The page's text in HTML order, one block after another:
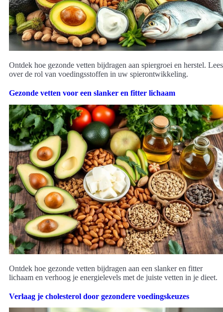
Ontdek hoe gezonde vetten bijdragen aan spiergroei en herstel. Lees
over de rol van voedingsstoffen in uw spierontwikkeling.
Gezonde vetten voor een slanker en fitter lichaam
Ontdek hoe gezonde vetten bijdragen aan een slanker en fitter
lichaam en verhoog je energielevels met de juiste vetten in je dieet.
Verlaag je cholesterol door gezondere voedingskeuzes